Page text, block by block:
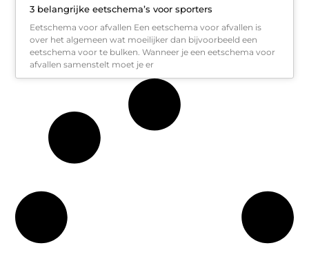
3 belangrijke eetschema’s voor sporters
Eetschema voor afvallen Een eetschema voor afvallen is
over het algemeen wat moeilijker dan bijvoorbeeld een
eetschema voor te bulken. Wanneer je een eetschema voor
afvallen samenstelt moet je er